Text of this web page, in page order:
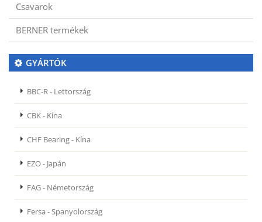
Csavarok
BERNER termékek
GYÁRTÓK
BBC-R - Lettország
CBK - Kína
CHF Bearing - Kína
EZO - Japán
FAG - Németország
Fersa - Spanyolország